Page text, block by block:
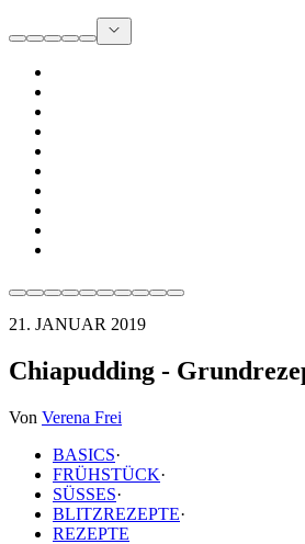
21. JANUAR 2019
Chiapudding -
Von Verena Frei
BASICS·
FRÜHSTÜCK·
SÜSSES·
BLITZREZEPTE·
REZEPTE